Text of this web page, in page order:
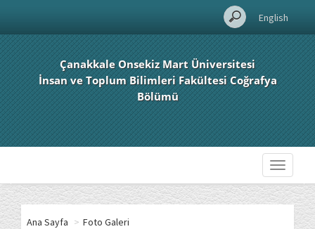
English
Çanakkale Onsekiz Mart Üniversitesi
İnsan ve Toplum Bilimleri Fakültesi Coğrafya
Bölümü
Toggle
Ana Sayfa > Foto Galeri